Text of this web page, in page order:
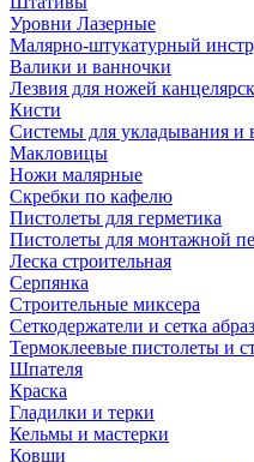
Уровни Лазерные
Малярно-штукатурный
Валики и ванночки
Лезвия для ножей
Кисти
Системы для укладывания и
Макловицы
Ножи малярные
Скребки по кафелю
Пистолеты для герметика
Пистолеты для монтажной
Леска строительная
Серпянка
Строительные миксера
Сеткодержатели и сетка
Термоклеевые пистолеты и
Шпателя
Краска
Гладилки и терки
Кельмы и мастерки
Ковши